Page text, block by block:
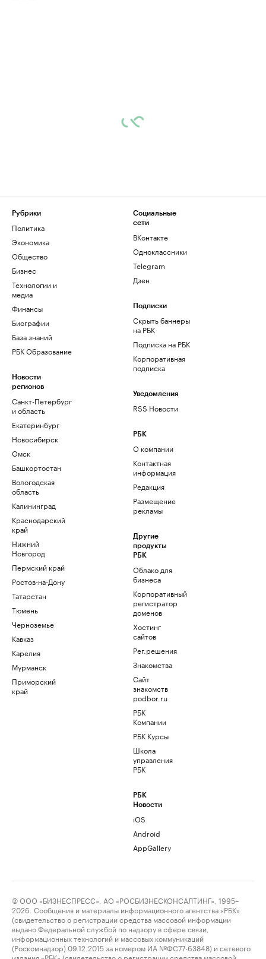
Рубрики
Политика
Экономика
Общество
Бизнес
Технологии и
медиа
Финансы
Биографии
База знаний
РБК Образование
Новости
регионов
Санкт-Петербург
и область
Екатеринбург
Новосибирск
Омск
Башкортостан
Вологодская
область
Калининград
Краснодарский
край
Нижний
Новгород
Пермский край
Ростов-на-Дону
Татарстан
Тюмень
Черноземье
Кавказ
Карелия
Мурманск
Приморский
край
Социальные
сети
ВКонтакте
Одноклассники
Telegram
Дзен
Подписки
Скрыть баннеры
на РБК
Подписка на РБК
Корпоративная
подписка
Уведомления
RSS Новости
РБК
О компании
Контактная
информация
Редакция
Размещение
рекламы
Другие
продукты
РБК
Облако для
бизнеса
Корпоративный
регистратор
доменов
Хостинг
сайтов
Рег.решения
Знакомства
Сайт
знакомств
podbor.ru
РБК
Компании
РБК Курсы
Школа
управления
РБК
РБК
Новости
iOS
Android
AppGallery
© ООО «БИЗНЕСПРЕСС», АО «РОСБИЗНЕСКОНСАЛТИНГ», 1995–
2026. Сообщения и материалы информационного агентства «РБК»
(свидетельство о регистрации средства массовой информации
выдано Федеральной службой по надзору в сфере связи,
информационных технологий и массовых коммуникаций
(Роскомнадзор) 09.12.2015 за номером ИА №ФС77-63848) и сетевого